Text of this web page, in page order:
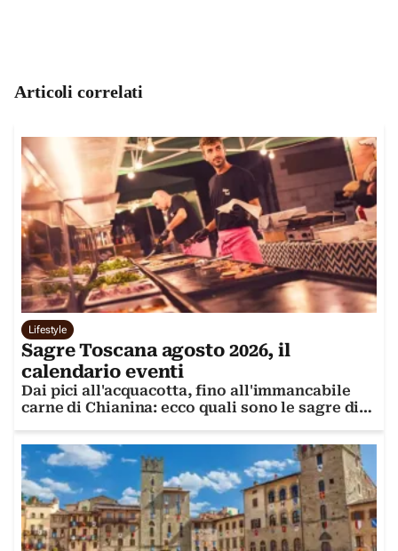
Articoli correlati
Lifestyle
Sagre Toscana agosto 2026, il
calendario eventi
Dai pici all'acquacotta, fino all'immancabile
carne di Chianina: ecco quali sono le sagre di